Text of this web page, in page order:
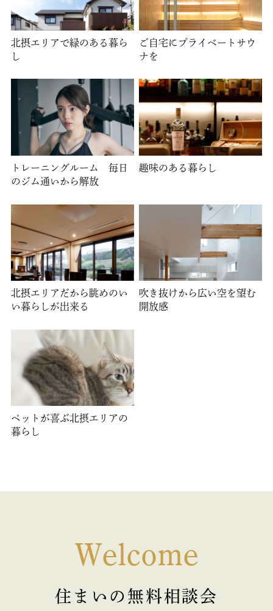
北摂エリアで緑のある暮ら
し
ご自宅にプライベートサウ
ナを
トレーニングルーム 毎日
のジム通いから解放
趣味のある暮らし
北摂エリアだから眺めのい
い暮らしが出来る
吹き抜けから広い空を望む
開放感
ペットが喜ぶ北摂エリアの
暮らし
Welcome
住まいの無料相談会